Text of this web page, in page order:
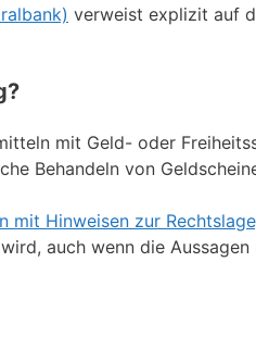
verweist explizit auf
mit Geld- oder
Behandeln von
mit Hinweisen zur
auch wenn die